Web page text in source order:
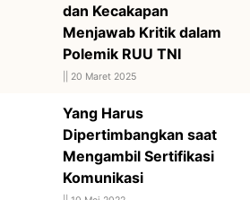
dan Kecakapan
Menjawab Kritik dalam
Polemik RUU TNI
20 Maret 2025
Yang Harus
Dipertimbangkan saat
Mengambil Sertifikasi
Komunikasi